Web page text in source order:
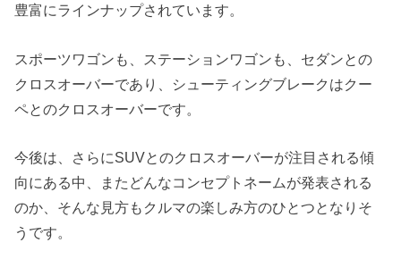
豊富にラインナップされています。
スポーツワゴンも、ステーションワゴンも、セダンとの
クロスオーバーであり、シューティングブレークはクー
ペとのクロスオーバーです。
今後は、さらにSUVとのクロスオーバーが注目される傾
向にある中、またどんなコンセプトネームが発表される
のか、そんな見方もクルマの楽しみ方のひとつとなりそ
うです。